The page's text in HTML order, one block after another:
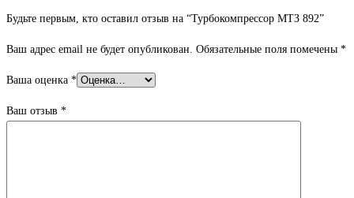
Будьте первым, кто оставил отзыв на “Турбокомпрессор МТЗ 892”
Ваш адрес email не будет опубликован. Обязательные поля помечены *
Ваша оценка *
Ваш отзыв *